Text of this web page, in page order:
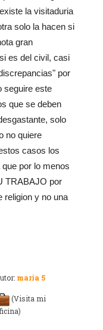
la visitaduria
solo la hacen si
gran
es del civil, casi
por
seguire este
que se deben
solo
no quiere
casos los
por lo menos
TRABAJO por
religion y no una
maria 5
(Visita mi